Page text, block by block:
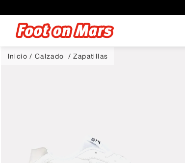
Calzado Zapatillas